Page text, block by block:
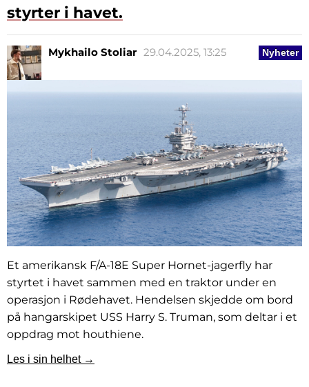
styrter i havet.
Nyheter
Mykhailo Stoliar 29.04.2025, 13:25
Et amerikansk F/A-18E Super Hornet-jagerfly har
styrtet i havet sammen med en traktor under en
operasjon i Rødehavet. Hendelsen skjedde om bord
på hangarskipet USS Harry S. Truman, som deltar i et
oppdrag mot houthiene.
Les i sin helhet →